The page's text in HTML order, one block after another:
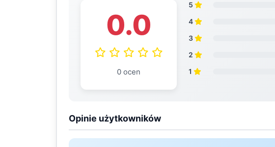
0.0
0 ocen
5
4
3
2
1
Opinie użytkowników